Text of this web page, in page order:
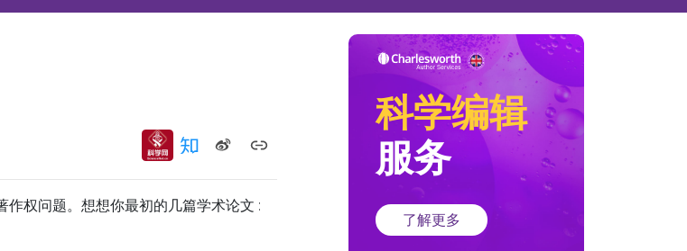
权问题。想想你最初的几篇学术论文 :
科学编辑
服务
了解更多